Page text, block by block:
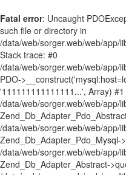
Fatal error: Uncaught
such file or directory in
/data/web/sorger.web/web/app/
Stack trace: #0
/data/web/sorger.web/web/app/
PDO-
'111111111111111...', Array) #1
/data/web/sorger.web/web/app/
/data/web/sorger.web/web/app/
Zend_Db_Adapter_Pdo_Mysql-
/data/web/sorger.web/web/app/
Zend_Db_Adapter_Abstract-